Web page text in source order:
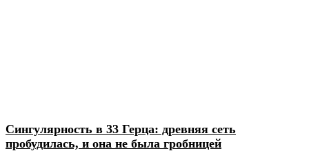
Сингулярность в 33 Герца: древняя сеть
пробудилась, и она не была гробницей